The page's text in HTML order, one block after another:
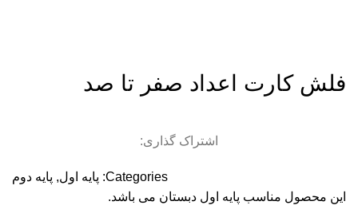
فلش کارت اعداد صفر تا صد
اشتراک گذاری:
Categories: پایه اول, پایه دوم
این محصول مناسب پایه اول دبستان می باشد.